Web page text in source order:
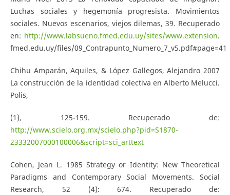
Luchas sociales y hegemonía progresista. Movimientos
sociales. Nuevos escenarios, viejos dilemas, 39. Recuperado
en: http://www.labsueno.fmed.edu.uy/sites/www.extension.
fmed.edu.uy/files/09_Contrapunto_Numero_7_v5.pdf#page=41
Chihu Amparán, Aquiles, & López Gallegos, Alejandro 2007
La construcción de la identidad colectiva en Alberto Melucci.
Polis,
(1), 125-159. Recuperado de:
http://www.scielo.org.mx/scielo.php?pid=S1870-
23332007000100006&script=sci_arttext
Cohen, Jean L. 1985 Strategy or Identity: New Theoretical
Paradigms and Contemporary Social Movements. Social
Research, 52 (4): 674. Recuperado de: